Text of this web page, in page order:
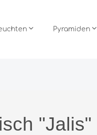
Pyramiden
"Jalis"